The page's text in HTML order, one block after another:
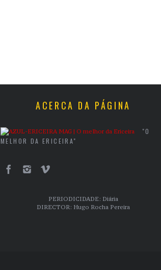
ACERCA DA PÁGINA
"O
MELHOR DA ERICEIRA"
PERIODICIDADE: Diária
DIRECTOR: Hugo Rocha Pereira